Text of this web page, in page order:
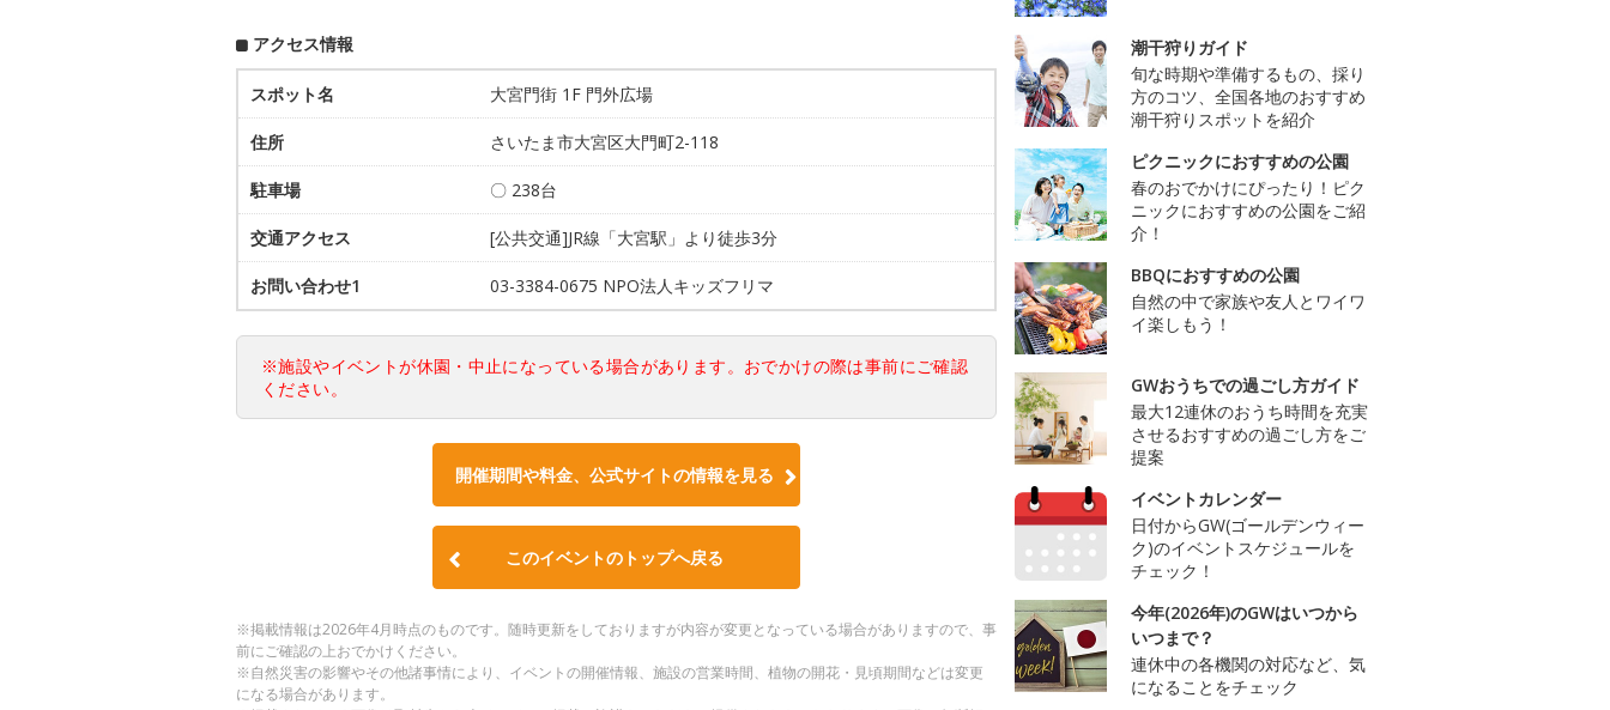
アクセス情報
スポット名 大宮門街 1F 門外広場
住所 さいたま市大宮区大門町2-118
駐車場 〇 238台
交通アクセス [公共交通]JR線「大宮駅」より徒歩3分
お問い合わせ1 03-3384-0675 NPO法人キッズフリマ
※施設やイベントが休園・中止になっている場合があります。おでかけの際は事前にご確認
ください。
開催期間や料金、公式サイトの情報を見る
このイベントのトップへ戻る
※掲載情報は2026年4月時点のものです。随時更新をしておりますが内容が変更となっている場合がありますので、事
前にご確認の上おでかけください。
※自然災害の影響やその他諸事情により、イベントの開催情報、施設の営業時間、植物の開花・見頃期間などは変更
になる場合があります。
潮干狩りガイド
旬な時期や準備するもの、採り
方のコツ、全国各地のおすすめ
潮干狩りスポットを紹介
ピクニックにおすすめの公園
春のおでかけにぴったり！ピク
ニックにおすすめの公園をご紹
介！
BBQにおすすめの公園
自然の中で家族や友人とワイワ
イ楽しもう！
GWおうちでの過ごし方ガイド
最大12連休のおうち時間を充実
させるおすすめの過ごし方をご
提案
イベントカレンダー
日付からGW(ゴールデンウィー
ク)のイベントスケジュールを
チェック！
今年(2026年)のGWはいつから
いつまで？
連休中の各機関の対応など、気
になることをチェック